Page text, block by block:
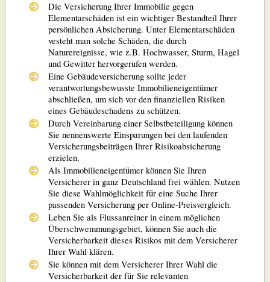
Die Versicherung Ihrer Immobilie gegen
Elementarschäden ist ein wichtiger Bestandteil Ihrer
persönlichen Absicherung. Unter Elementarschäden
vesteht man solche Schäden, die durch
Naturereignisse, wie z.B. Hochwasser, Sturm, Hagel
und Gewitter hervorgerufen werden.
Eine Gebäudeversicherung sollte jeder
verantwortungsbewusste Immobilieneigentümer
abschließen, um sich vor den finanziellen Risiken
eines Gebäudeschadens zu schützen.
Durch Vereinbarung einer Selbstbeteiligung können
Sie nennenswerte Einsparungen bei den laufenden
Versicherungsbeiträgen Ihrer Risikoabsicherung
erzielen.
Als Immobilieneigentümer können Sie Ihren
Versicherer in ganz Deutschland frei wählen. Nutzen
Sie diese Wahlmöglichkeit für eine Suche Ihrer
passenden Versicherung per Online-Preisvergleich.
Leben Sie als Flussanreiner in einem möglichen
Überschwemmungsgebiet, können Sie auch die
Versicherbarkeit dieses Risikos mit dem Versicherer
Ihrer Wahl klären.
Sie können mit dem Versicherer Ihrer Wahl die
Versicherbarkeit der für Sie relevanten